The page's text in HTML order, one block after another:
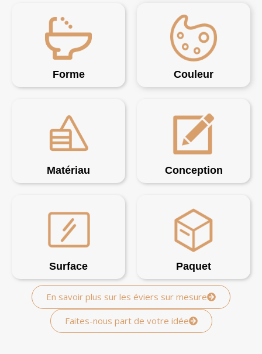
Forme Couleur
Matériau Conception
Surface Paquet
En savoir plus sur les éviers sur mesure
Faites-nous part de votre idée